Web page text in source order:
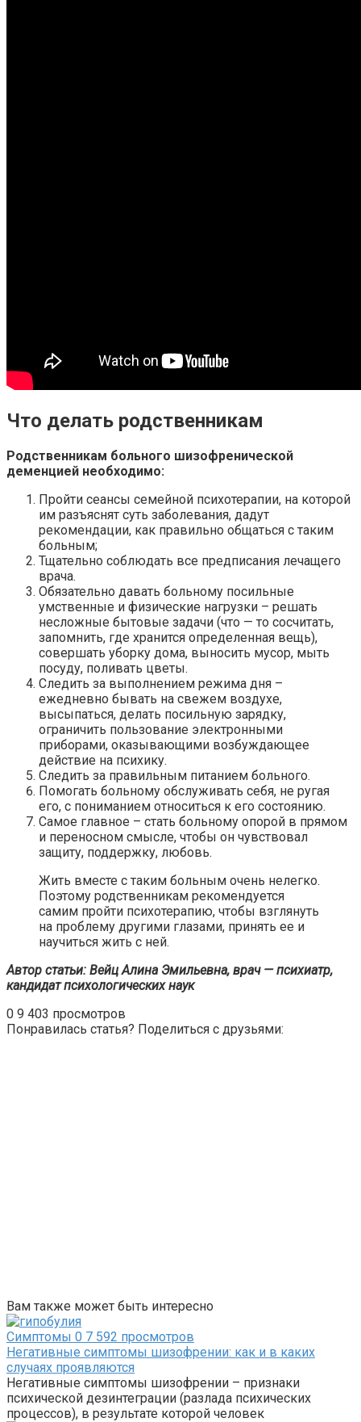
Что делать родственникам
Родственникам больного шизофренической
деменцией необходимо:
Пройти сеансы семейной психотерапии, на которой
им разъяснят суть заболевания, дадут
рекомендации, как правильно общаться с таким
больным;
Тщательно соблюдать все предписания лечащего
врача.
Обязательно давать больному посильные
умственные и физические нагрузки – решать
несложные бытовые задачи (что — то сосчитать,
запомнить, где хранится определенная вещь),
совершать уборку дома, выносить мусор, мыть
посуду, поливать цветы.
Следить за выполнением режима дня –
ежедневно бывать на свежем воздухе,
высыпаться, делать посильную зарядку,
ограничить пользование электронными
приборами, оказывающими возбуждающее
действие на психику.
Следить за правильным питанием больного.
Помогать больному обслуживать себя, не ругая
его, с пониманием относиться к его состоянию.
Самое главное – стать больному опорой в прямом
и переносном смысле, чтобы он чувствовал
защиту, поддержку, любовь.
Жить вместе с таким больным очень нелегко.
Поэтому родственникам рекомендуется
самим пройти психотерапию, чтобы взглянуть
на проблему другими глазами, принять ее и
научиться жить с ней.
Автор статьи: Вейц Алина Эмильевна, врач — психиатр,
кандидат психологических наук
0 9 403 просмотров
Понравилась статья? Поделиться с друзьями:
Вам также может быть интересно
Симптомы 0 7 592 просмотров
Негативные симптомы шизофрении: как и в каких
случаях проявляются
Негативные симптомы шизофрении – признаки
психической дезинтеграции (разлада психических
процессов), в результате которой человек